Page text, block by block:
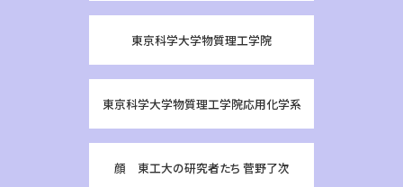
東京科学大学物質理工学院
東京科学大学物質理工学院応用化学系
顔 東工大の研究者たち 菅野了次